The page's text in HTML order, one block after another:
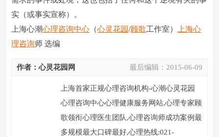
实（或事实宣称）。
上海心潮心理咨询中心 （心灵花园/顾歌工作室）
上海心
理咨询师 选编
最后编辑： 2015-06-09
作者：心灵花园网
上海首家正规心理咨询机构-心潮心灵花园
心理咨询中心心理健康服务网站,心理专家顾
歌领衔心理医生团队,心理咨询师成功案例最
多规模最大口碑最好,心理热线:021-